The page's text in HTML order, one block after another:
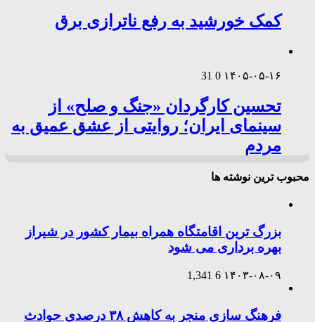
کمک خورشید به رفع ناترازی برق
۱۴۰۵-۰۵-۱۶ 0
31
تحسین کارگردان «جنگ و صلح» از
سینمای ایران؛ روایتی از عشق عمیق به
مردم
محبوب ترین نوشته ها
بزرگ ترین اقامتگاه همراه بیمار کشور در شیراز
بهره برداری می شود
۱۴۰۳-۰۸-۰۹ 6
1,341
فرهنگ سازی منجر به کاهش ۳۸ درصدی حوادث